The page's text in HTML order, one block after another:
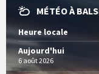
MÉTÉO À
Heure locale
Aujourd'hui
6 août 2026